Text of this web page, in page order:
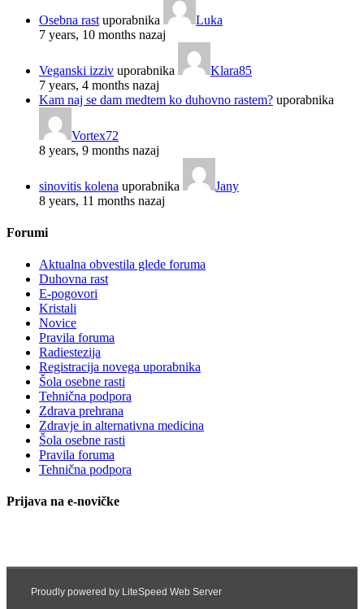
Osebna rast uporabnika
Luka
7 years, 10 months nazaj
Veganski izziv uporabnika
Klara85
7 years, 4 months nazaj
Kam naj se dam medtem ko duhovno rastem? uporabnika
Vortex72
8 years, 9 months nazaj
sinovitis kolena uporabnika
Jany
8 years, 11 months nazaj
Forumi
Aktualna obvestila glede foruma
Duhovna rast
E-pogovori
Kristali
Novice
Pravila foruma
Radiestezija
Registracija novega uporabnika
Šola osebne rasti
Tehnična podpora
Zdrava prehrana
Zdravje in alternativna medicina
Šola osebne rasti
Pravila foruma
Tehnična podpora
Prijava na e-novičke